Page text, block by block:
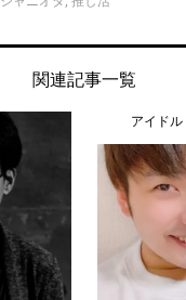
関連記事一覧
アイドル